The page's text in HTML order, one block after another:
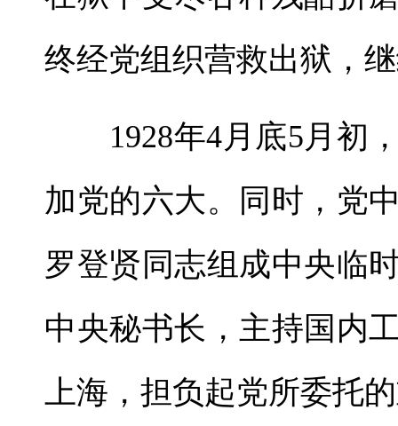
终经党组织营救出狱，
1928年4月底5月初，
加党的六大。同时，党
罗登贤同志组成中央临
中央秘书长，主持国内
上海，担负起党所委托